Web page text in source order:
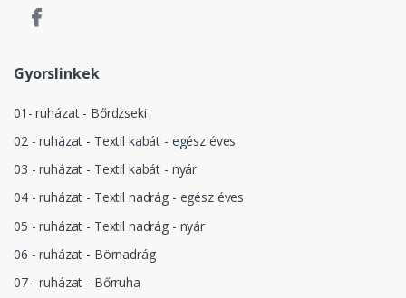
Gyorslinkek
01- ruházat - Bőrdzseki
02 - ruházat - Textil kabát - egész éves
03 - ruházat - Textil kabát - nyár
04 - ruházat - Textil nadrág - egész éves
05 - ruházat - Textil nadrág - nyár
06 - ruházat - Börnadrág
07 - ruházat - Bőrruha